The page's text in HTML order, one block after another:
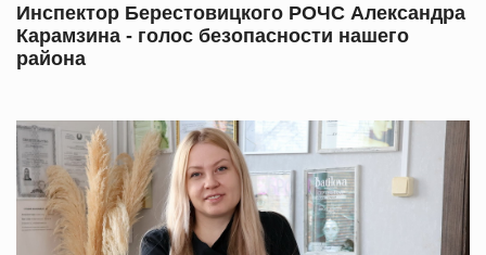
Инспектор Берестовицкого РОЧС Александра
Карамзина - голос безопасности нашего
района